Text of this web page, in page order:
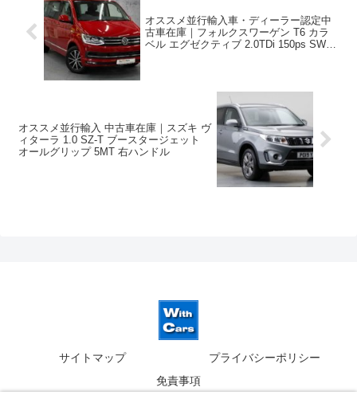
オススメ並行輸入車・ディーラー認定中
古車在庫｜フォルクスワーゲン T6 カラ
ベル エグゼクティブ 2.0TDi 150ps SWB
オススメ並行輸入 中古車在庫｜スズキ ヴ
ィターラ 1.0 SZ-T ブースタージェット
オールグリップ 5MT 右ハンドル
サイトマップ
プライバシーポリシー
免責事項